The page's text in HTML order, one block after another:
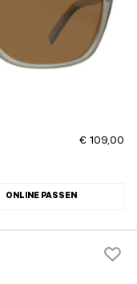
€ 109,00
ONLINE PASSEN